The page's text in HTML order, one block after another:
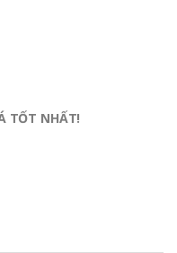
TỐT NHẤT!